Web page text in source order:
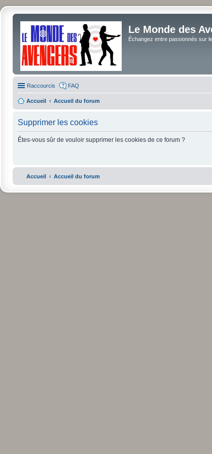
Le Monde des
Échangez entre passionnés sur
Raccourcis FAQ
Accueil Accueil du forum
Supprimer les cookies
Êtes-vous sûr de vouloir supprimer les cookies de ce forum ?
Accueil Accueil du forum